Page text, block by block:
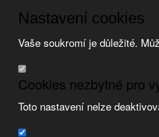
Nastavení cookies
Vaše soukromí je důležité.
Cookies nezbytné pro
Toto nastavení nelze
Přeskočit na hlavní obsah Přeskočit
Obchodní podmínky
Registrace